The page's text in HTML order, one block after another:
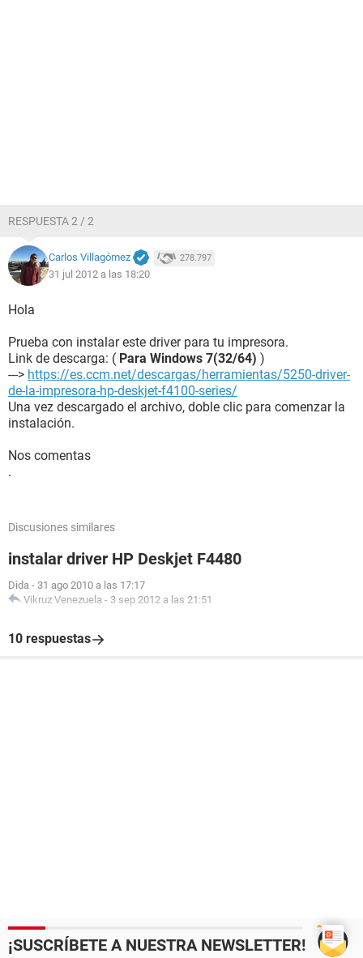
RESPUESTA 2 / 2
Carlos Villagómez 278.797
31 jul 2012 a las 18:20
Hola
Prueba con instalar este driver para tu impresora.
Link de descarga: ( Para Windows 7(32/64) )
---> https://es.ccm.net/descargas/herramientas/5250-driver-
de-la-impresora-hp-deskjet-f4100-series/
Una vez descargado el archivo, doble clic para comenzar la
instalación.
Nos comentas
.
Discusiones similares
instalar driver HP Deskjet F4480
Dida - 31 ago 2010 a las 17:17
Vikruz Venezuela - 3 sep 2012 a las 21:51
10 respuestas
¡SUSCRÍBETE A NUESTRA NEWSLETTER!